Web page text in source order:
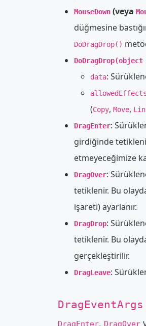
MouseDown (veya
düğmesine
DoDragDrop()
data:
allowedEffects
(Copy, Move,
DragEnter:
girdiğinde
etmeyeceğimize
DragOver:
tetiklenir. Bu
işareti) ayarlanır.
DragDrop:
tetiklenir. Bu
gerçekleştirilir.
DragLeave:
DragEventArgs
DragEnter, DragOver